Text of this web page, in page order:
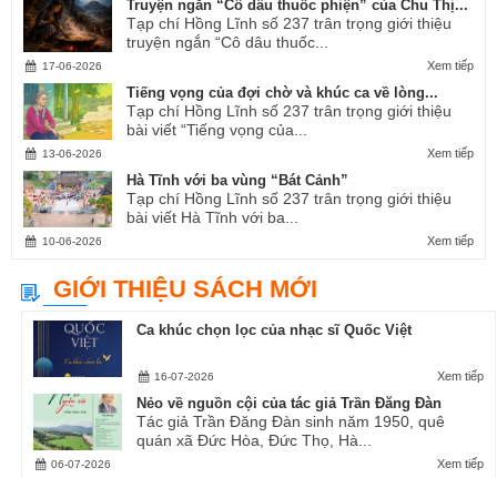
Truyện ngắn “Cô dâu thuốc phiện” của Chu Thị...
Tạp chí Hồng Lĩnh số 237 trân trọng giới thiệu
truyện ngắn “Cô dâu thuốc...
Xem tiếp
17-06-2026
Tiếng vọng của đợi chờ và khúc ca về lòng...
Tạp chí Hồng Lĩnh số 237 trân trọng giới thiệu
bài viết “Tiếng vọng của...
Xem tiếp
13-06-2026
Hà Tĩnh với ba vùng “Bát Cảnh”
Tạp chí Hồng Lĩnh số 237 trân trọng giới thiệu
bài viết Hà Tĩnh với ba...
Xem tiếp
10-06-2026
GIỚI THIỆU SÁCH MỚI
Ca khúc chọn lọc của nhạc sĩ Quốc Việt
Xem tiếp
16-07-2026
Nẻo về nguồn cội của tác giả Trần Đăng Đàn
Tác giả Trần Đăng Đàn sinh năm 1950, quê
quán xã Đức Hòa, Đức Thọ, Hà...
Xem tiếp
06-07-2026